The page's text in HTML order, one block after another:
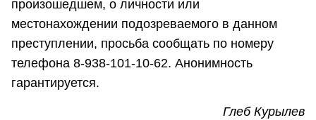
произошедшем, о личности или
местонахождении подозреваемого в данном
преступлении, просьба сообщать по номеру
телефона 8-938-101-10-62. Анонимность
гарантируется.
Глеб Курылев